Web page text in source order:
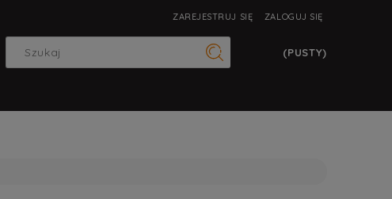
ZAREJESTRUJ SIĘ ZALOGUJ SIĘ
(PUSTY)